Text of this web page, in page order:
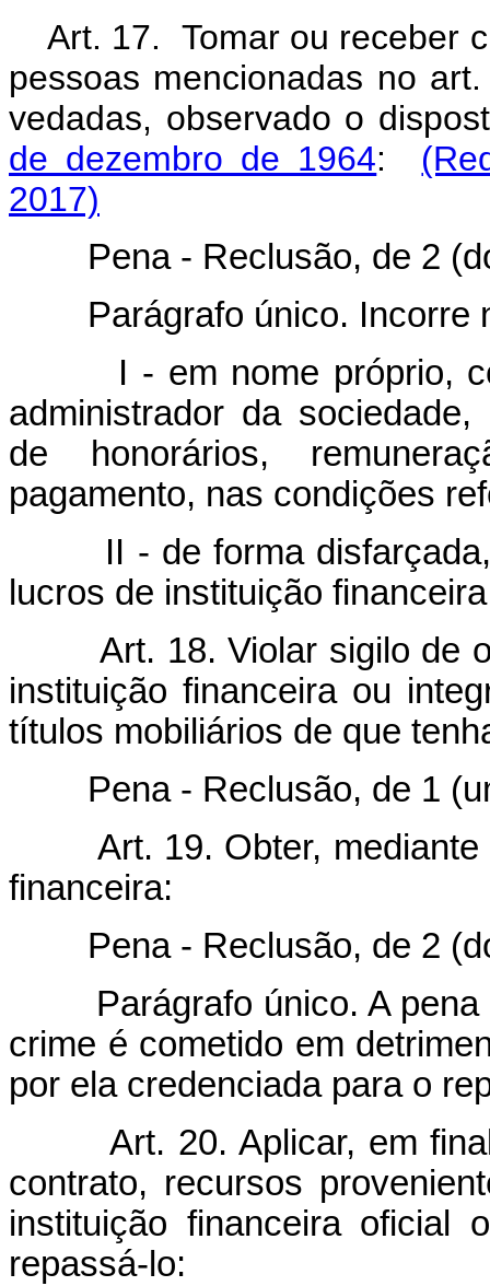
Art. 17. Tomar ou receber
pessoas mencionadas no
vedadas, observado o
de dezembro de 1964:
2017)
Pena - Reclusão, de 2
Parágrafo único. Incorre
I - em nome próprio,
administrador da
de honorários,
pagamento, nas condições
II - de forma
lucros de instituição
Art. 18. Violar sigilo de
instituição financeira ou
títulos mobiliários de que
Pena - Reclusão, de 1
Art. 19. Obter,
financeira:
Pena - Reclusão, de 2
Parágrafo único. A pena
crime é cometido em
por ela credenciada para o
Art. 20. Aplicar, em
contrato, recursos
instituição financeira oficial
repassá-lo: